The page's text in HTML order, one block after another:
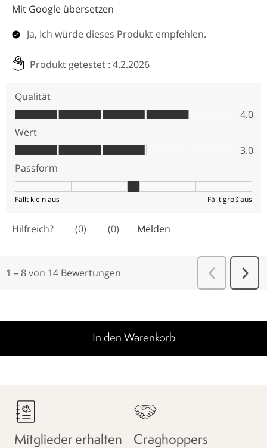
In den Warenkorb
Mitglieder erhalten
Craghoppers